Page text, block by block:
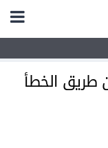
طريق الخطأ